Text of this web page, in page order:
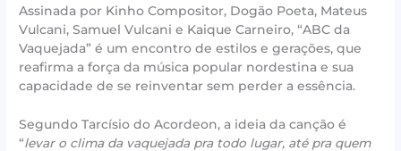
Assinada por Kinho Compositor, Dogão Poeta, Mateus
Vulcani, Samuel Vulcani e Kaique Carneiro, “ABC da
Vaquejada” é um encontro de estilos e gerações, que
reafirma a força da música popular nordestina e sua
capacidade de se reinventar sem perder a essência.
Segundo Tarcísio do Acordeon, a ideia da canção é
“levar o clima da vaquejada pra todo lugar, até pra quem